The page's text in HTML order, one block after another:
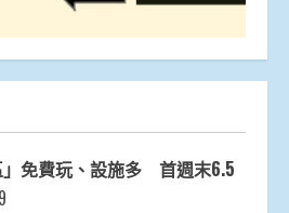
」免費玩、設施多 首週末6.5